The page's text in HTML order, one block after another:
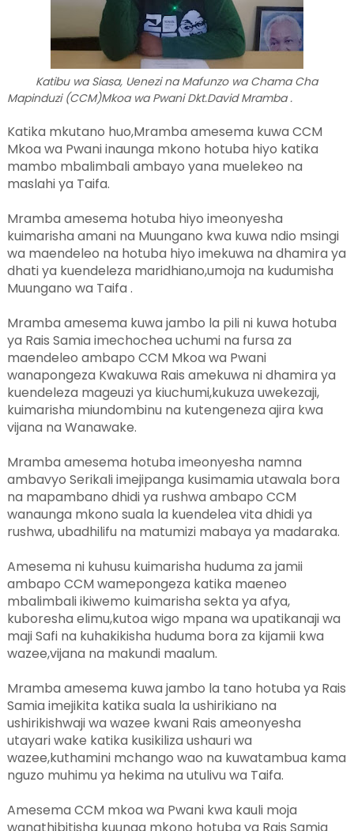
Katibu wa Siasa, Uenezi na Mafunzo wa Chama Cha
Mapinduzi (CCM)Mkoa wa Pwani Dkt.David Mramba .
Katika mkutano huo,Mramba amesema kuwa CCM
Mkoa wa Pwani inaunga mkono hotuba hiyo katika
mambo mbalimbali ambayo yana muelekeo na
maslahi ya Taifa.
Mramba amesema hotuba hiyo imeonyesha
kuimarisha amani na Muungano kwa kuwa ndio msingi
wa maendeleo na hotuba hiyo imekuwa na dhamira ya
dhati ya kuendeleza maridhiano,umoja na kudumisha
Muungano wa Taifa .
Mramba amesema kuwa jambo la pili ni kuwa hotuba
ya Rais Samia imechochea uchumi na fursa za
maendeleo ambapo CCM Mkoa wa Pwani
wanapongeza Kwakuwa Rais amekuwa ni dhamira ya
kuendeleza mageuzi ya kiuchumi,kukuza uwekezaji,
kuimarisha miundombinu na kutengeneza ajira kwa
vijana na Wanawake.
Mramba amesema hotuba imeonyesha namna
ambavyo Serikali imejipanga kusimamia utawala bora
na mapambano dhidi ya rushwa ambapo CCM
wanaunga mkono suala la kuendelea vita dhidi ya
rushwa, ubadhilifu na matumizi mabaya ya madaraka.
Amesema ni kuhusu kuimarisha huduma za jamii
ambapo CCM wamepongeza katika maeneo
mbalimbali ikiwemo kuimarisha sekta ya afya,
kuboresha elimu,kutoa wigo mpana wa upatikanaji wa
maji Safi na kuhakikisha huduma bora za kijamii kwa
wazee,vijana na makundi maalum.
Mramba amesema kuwa jambo la tano hotuba ya Rais
Samia imejikita katika suala la ushirikiano na
ushirikishwaji wa wazee kwani Rais ameonyesha
utayari wake katika kusikiliza ushauri wa
wazee,kuthamini mchango wao na kuwatambua kama
nguzo muhimu ya hekima na utulivu wa Taifa.
Amesema CCM mkoa wa Pwani kwa kauli moja